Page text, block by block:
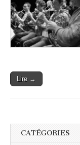
Lire →
CATÉGORIES